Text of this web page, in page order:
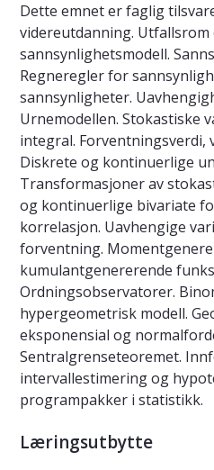
Dette emnet er faglig
videreutdanning.
sannsynlighetsmodell.
Regneregler for
sannsynligheter.
Urnemodellen. Stokastiske
integral. Forventningsverdi,
Diskrete og kontinuerlige
Transformasjoner av
og kontinuerlige bivariate
korrelasjon. Uavhengige
forventning.
kumulantgenererende
Ordningsobservatorer.
hypergeometrisk modell.
eksponensial og
Sentralgrenseteoremet.
intervallestimering og
programpakker i statistikk.
Læringsutbytte